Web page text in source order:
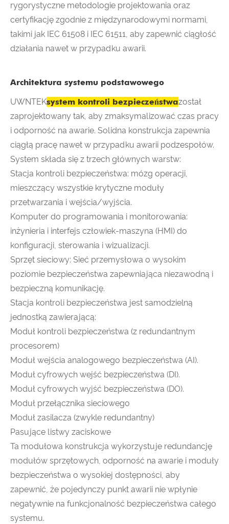
rygorystyczne metodologie projektowania oraz
certyfikację zgodnie z międzynarodowymi normami,
takimi jak IEC 61508 i IEC 61511, aby zapewnić ciągłość
działania nawet w przypadku awarii.
Architektura systemu podstawowego
UWNTEKsystem kontroli bezpieczeństwazostał
zaprojektowany tak, aby zmaksymalizować czas pracy
i odporność na awarie. Solidna konstrukcja zapewnia
ciągłą pracę nawet w przypadku awarii podzespołów.
System składa się z trzech głównych warstw:
Stacja kontroli bezpieczeństwa: mózg operacji,
mieszczący wszystkie krytyczne moduły
przetwarzania i wejścia/wyjścia.
Komputer do programowania i monitorowania:
inżynieria i interfejs człowiek-maszyna (HMI) do
konfiguracji, sterowania i wizualizacji.
Sprzęt sieciowy: Sieć przemysłowa o wysokim
poziomie bezpieczeństwa zapewniająca niezawodną i
bezpieczną komunikację.
Stacja kontroli bezpieczeństwa jest samodzielną
jednostką zawierającą:
Moduł kontroli bezpieczeństwa (z redundantnym
procesorem)
Moduł wejścia analogowego bezpieczeństwa (AI).
Moduł cyfrowych wejść bezpieczeństwa (DI).
Moduł cyfrowych wyjść bezpieczeństwa (DO).
Moduł przełącznika sieciowego
Moduł zasilacza (zwykle redundantny)
Pasujące listwy zaciskowe
Ta modułowa konstrukcja wykorzystuje redundancję
modułów sprzętowych, odporność na awarie i moduły
bezpieczeństwa o wysokiej dostępności, aby
zapewnić, że pojedynczy punkt awarii nie wpłynie
negatywnie na funkcjonalność bezpieczeństwa całego
systemu.